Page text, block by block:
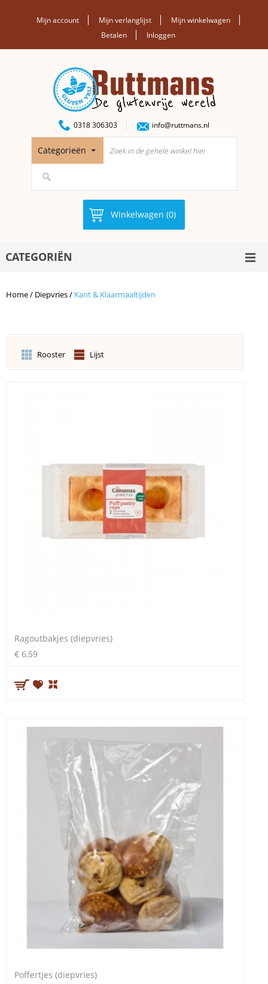
Mijn account Mijn verlanglijst
Mijn winkelwagen
Betalen
Inloggen
0318 306303 info@ruttmans.nl
Categorieën
Winkelwagen (0)
CATEGORIËN
Home/ Diepvries/ Kant & Klaarmaaltijden
Rooster Lijst
Ragoutbakjes (diepvries)
€ 6,59
Poffertjes (diepvries)